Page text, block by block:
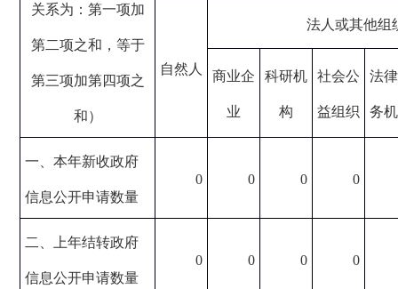
关系为：第一项加
第二项之和，等于
第三项加第四项之
和）
自然人
法人或其他组
商业企
业
科研机
构
社会公
益组织
法
务
一、本年新收政府
信息公开申请数量
0 0 0 0
二、上年结转政府
信息公开申请数量
0 0 0 0